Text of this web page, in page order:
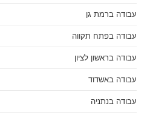
עבודה ברמת גן
עבודה בפתח תקווה
עבודה בראשון לציון
עבודה באשדוד
עבודה בנתניה